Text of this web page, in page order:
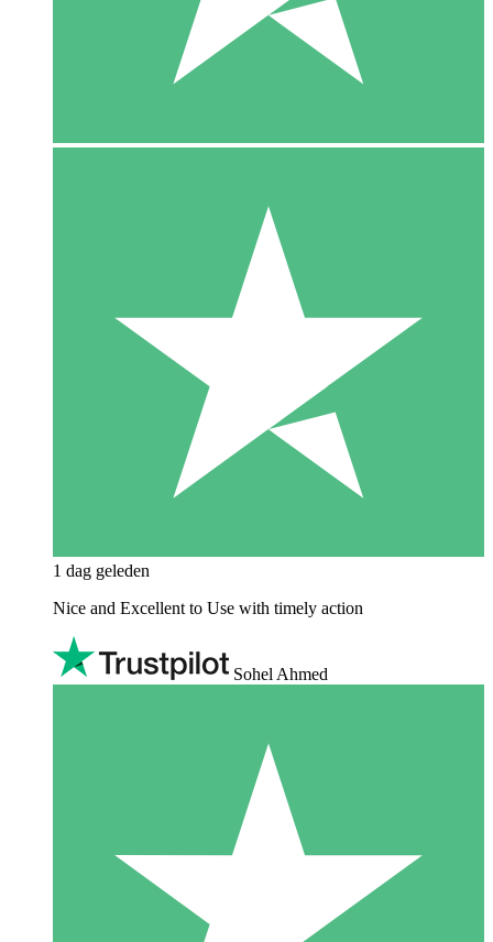
1 dag geleden
Nice and Excellent to Use with timely action
Sohel Ahmed